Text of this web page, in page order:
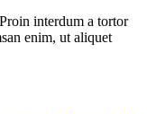
interdum a tortor
enim, ut aliquet